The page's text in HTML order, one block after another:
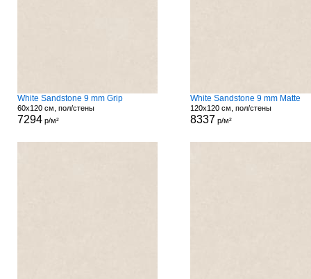
White Sandstone 9 mm Grip
60x120 см, пол/стены
7294 р/м²
White Sandstone 9 mm Matte
120x120 см, пол/стены
8337 р/м²